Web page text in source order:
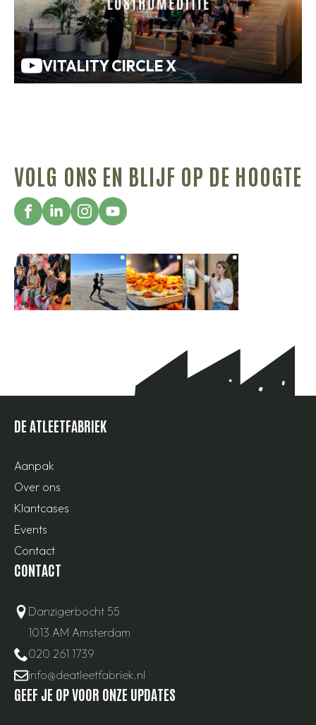
VITALITY CIRCLE X
VOLG ONS EN BLIJF OP DE HOOGTE
DE ATLEETFABRIEK
Aanpak
Over ons
Klantcases
Events
Contact
CONTACT
Danzigerbocht 55
1013 AM Amsterdam
020 261 1739
info@deatleetfabriek.nl
GEEF JE OP VOOR ONZE UPDATES